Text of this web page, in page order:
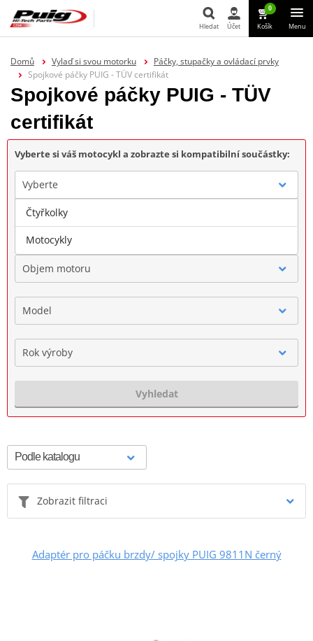
Hledat
Hledat Účet
0
Košík Menu
Domů Vylaď si svou motorku
Páčky, stupačky a ovládací prvky
Spojkové páčky PUIG - TÜV certifikát
Spojkové páčky PUIG - TÜV
certifikát
Vyberte si váš motocykl a zobrazte si kompatibilní součástky:
Vyberte
Značka
Objem motoru
Model
Rok výroby
Vyhledat
Zobrazit filtraci
Adaptér pro páčku brzdy/ spojky PUIG 9811N černý
Čtyřkolky
Motocykly